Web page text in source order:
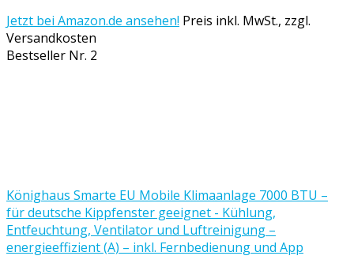
Jetzt bei Amazon.de ansehen! Preis inkl. MwSt., zzgl.
Versandkosten
Bestseller Nr. 2
Könighaus Smarte EU Mobile Klimaanlage 7000 BTU –
für deutsche Kippfenster geeignet - Kühlung,
Entfeuchtung, Ventilator und Luftreinigung –
energieeffizient (A) – inkl. Fernbedienung und App